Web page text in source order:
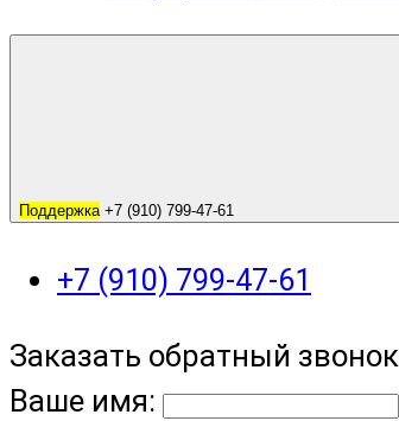
Поддержка +7 (910) 799-47-61
+7 (910) 799-47-61
Заказать обратный звонок
Ваше имя: